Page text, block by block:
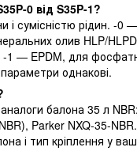
0 від S35P-1?
і сумісністю рідин. -0
олив HLP/HLPD
-1 — EPDM, для
однакові.
балона 35 л
Parker NXQ-35-NBR.
і тип кріплення у